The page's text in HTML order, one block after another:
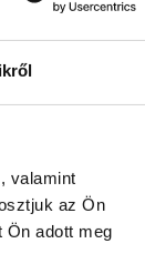
valamint
az Ön
Ön adott meg
Utasok
273 800HUF